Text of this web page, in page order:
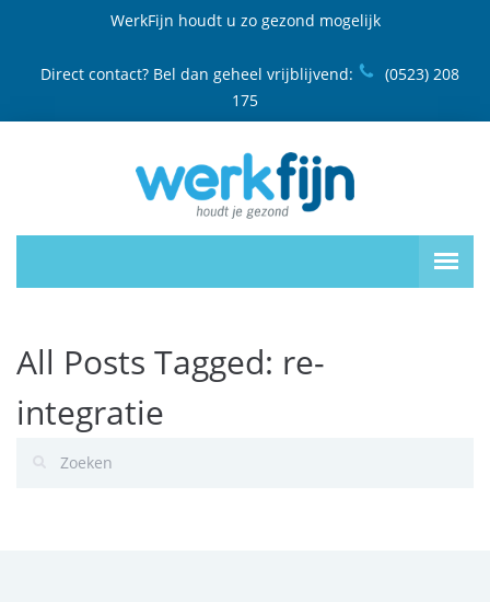
WerkFijn houdt u zo gezond mogelijk
Direct contact? Bel dan geheel vrijblijvend:
(0523) 208
175
All Posts Tagged: re-
integratie